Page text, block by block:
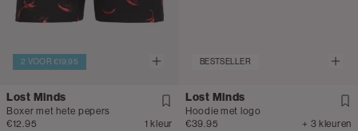
2 VOOR €19,95
Lost Minds
Boxer met hete pepers
€12.95
1 kleur
BESTSELLER
Lost Minds
Hoodie met logo
€39.95
+ 3 kleuren